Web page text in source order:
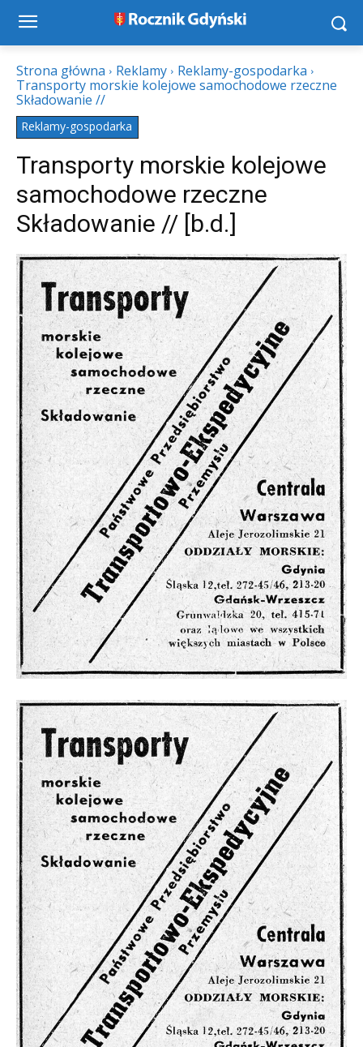
Strona główna Reklamy
Reklamy-gospodarka
Transporty morskie kolejowe samochodowe rzeczne
Składowanie //
Reklamy-gospodarka
Transporty morskie kolejowe
samochodowe rzeczne
Składowanie // [b.d.]